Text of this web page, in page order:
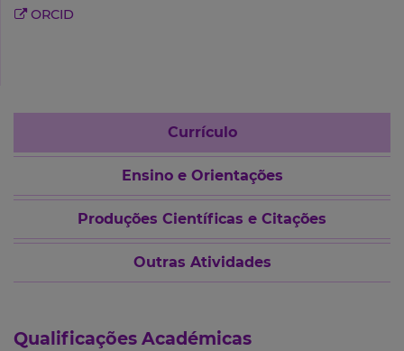
ORCID
Currículo
Ensino e Orientações
Produções Científicas e Citações
Outras Atividades
Qualificações Académicas